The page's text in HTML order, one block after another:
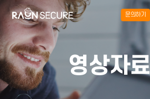
문의하기
영상자료